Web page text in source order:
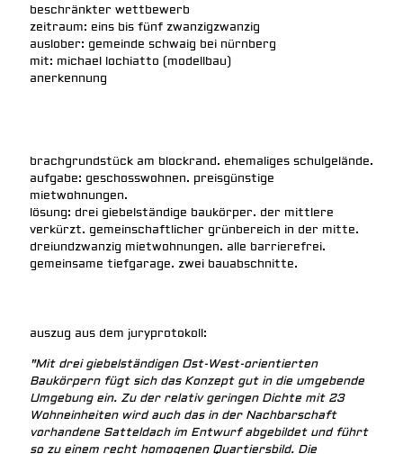
beschränkter wettbewerb
zeitraum: eins bis fünf zwanzigzwanzig
auslober: gemeinde schwaig bei nürnberg
mit: michael lochiatto (modellbau)
anerkennung
brachgrundstück am blockrand. ehemaliges schulgelände.
aufgabe: geschosswohnen. preisgünstige
mietwohnungen.
lösung: drei giebelständige baukörper. der mittlere
verkürzt. gemeinschaftlicher grünbereich in der mitte.
dreiundzwanzig mietwohnungen. alle barrierefrei.
gemeinsame tiefgarage. zwei bauabschnitte.
auszug aus dem juryprotokoll:
"Mit drei giebelständigen Ost-West-orientierten
Baukörpern fügt sich das Konzept gut in die umgebende
Umgebung ein. Zu der relativ geringen Dichte mit 23
Wohneinheiten wird auch das in der Nachbarschaft
vorhandene Satteldach im Entwurf abgebildet und führt
so zu einem recht homogenen Quartiersbild. Die